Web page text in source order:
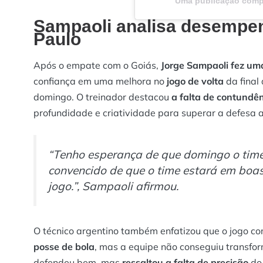
Sampaoli analisa
Paulo
Após o empate com o Goiás, Jorge Sampaoli fez
confiança em uma melhora no jogo de volta da final
domingo. O treinador destacou a falta de
profundidade e criatividade para superar a defesa
“Tenho esperança de que domingo o
convencido de que o time estará em
jogo.”, Sampaoli afirmou.
O técnico argentino também enfatizou que o jogo
posse de bola, mas a equipe não conseguiu